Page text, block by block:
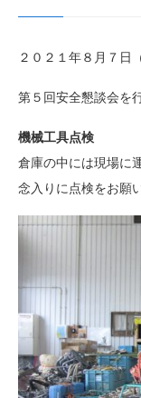
２０２１年８月７日
第５回安全懇談会を
機械工具点検
倉庫の中には現場に
念入りに点検をお願